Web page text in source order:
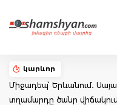
կարևոր
Միջադեպ՝ Երևանում․
տղամարդը ծանր